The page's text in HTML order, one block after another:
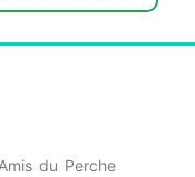
du Perche